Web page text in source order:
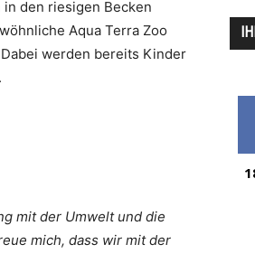
den riesigen Becken
Aqua Terra Zoo
werden bereits Kinder
mit der Umwelt und die
mich, dass wir mit der